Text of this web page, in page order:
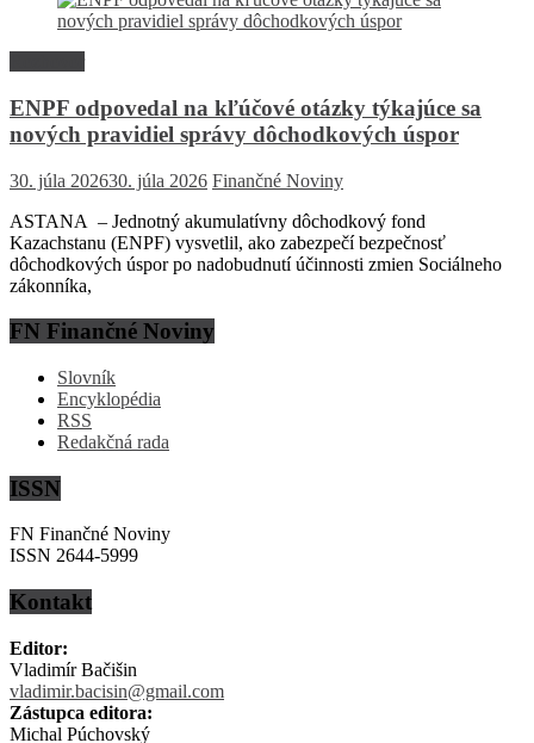
ENPF odpovedal na kľúčové otázky týkajúce sa
nových pravidiel správy dôchodkových úspor
30. júla 202630. júla 2026 Finančné Noviny
ASTANA – Jednotný akumulatívny dôchodkový fond
Kazachstanu (ENPF) vysvetlil, ako zabezpečí bezpečnosť
dôchodkových úspor po nadobudnutí účinnosti zmien Sociálneho
zákonníka,
FN Finančné Noviny
Slovník
Encyklopédia
RSS
Redakčná rada
ISSN
FN Finančné Noviny
ISSN 2644-5999
Kontakt
Editor:
Vladimír Bačišin
vladimir.bacisin@gmail.com
Zástupca editora:
Michal Púchovský